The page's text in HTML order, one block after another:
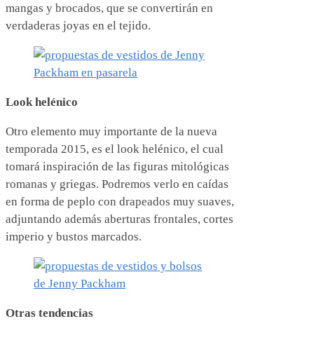
mangas y brocados, que se convertirán en
verdaderas joyas en el tejido.
Look helénico
Otro elemento muy importante de la nueva
temporada 2015, es el look helénico, el cual
tomará inspiración de las figuras mitológicas
romanas y griegas. Podremos verlo en caídas
en forma de peplo con drapeados muy suaves,
adjuntando además aberturas frontales, cortes
imperio y bustos marcados.
Otras tendencias